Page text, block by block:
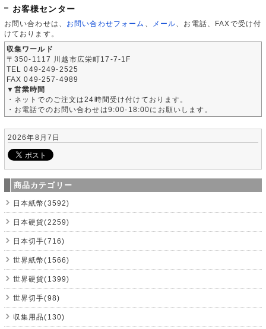
お客様センター
お問い合わせは、 お問い合わせフォーム メール 、お電話、FAXで受け付
けております。
収集ワールド
〒350-1117 川越市広栄町17-7-1F
TEL 049-249-2525
FAX 049-257-4989
▼営業時間
・ネットでのご注文は24時間受け付けております。
・お電話でのお問い合わせは9:00-18:00にお願いします。
2026年8月7日
商品カテゴリー
日本紙幣(3592)
日本硬貨(2259)
日本切手(716)
世界紙幣(1566)
世界硬貨(1399)
世界切手(98)
収集用品(130)